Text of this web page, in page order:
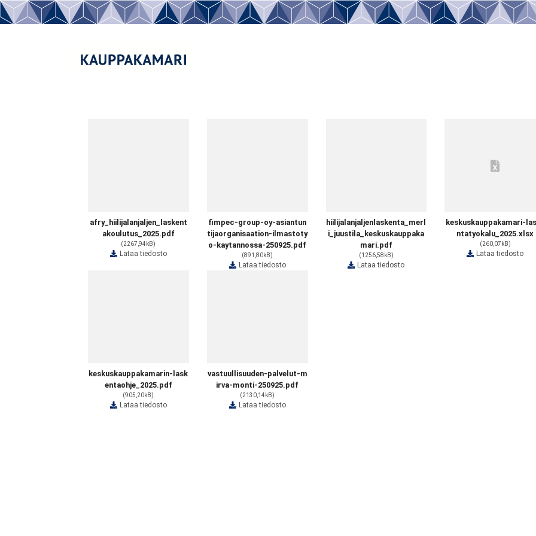
afry_hiilijalanjaljen_laskent
akoulutus_2025.pdf
(2267,94kB)
Lataa tiedosto
fimpec-group-oy-asiantun
tijaorganisaation-ilmastoty
o-kaytannossa-250925.pdf
(891,80kB)
Lataa tiedosto
hiilijalanjaljenlaskenta_merl
i_juustila_keskuskauppaka
mari.pdf
(1256,58kB)
Lataa tiedosto
keskuskauppakamari-
ntatyokalu_2025.xlsx
(260,07kB)
Lataa tiedosto
keskuskauppakamarin-lask
entaohje_2025.pdf
(905,20kB)
Lataa tiedosto
vastuullisuuden-palvelut-m
irva-monti-250925.pdf
(2130,14kB)
Lataa tiedosto